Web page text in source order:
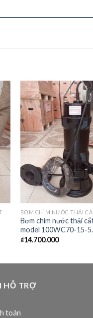
BƠM CHÌM NƯỚC THẢI
Bơm chìm nước thải
model 100WC70-15-
₫14.700.000
HỖ TRỢ
toán